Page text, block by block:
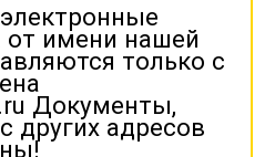
от имени нашей
только с
Документы,
других адресов